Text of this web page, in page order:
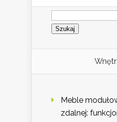
Szukaj:
Meble
zdalnej: